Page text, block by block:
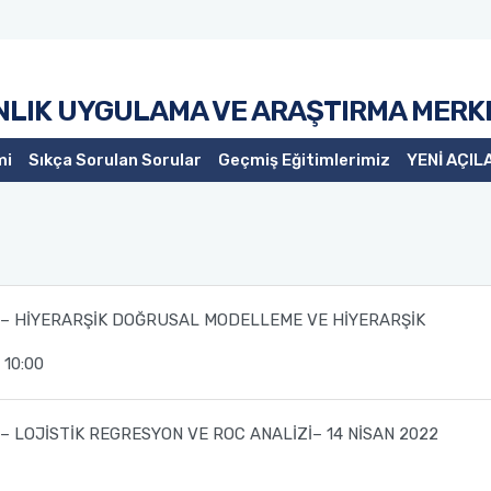
UYGULAMA VE ARAŞTIRMA
Sıkça Sorulan Sorular Geçmiş Eğitimlerimiz YENİ
HİYERARŞİK DOĞRUSAL MODELLEME VE HİYERARŞİK
LOJİSTİK REGRESYON VE ROC ANALİZİ– 14 NİSAN 2022